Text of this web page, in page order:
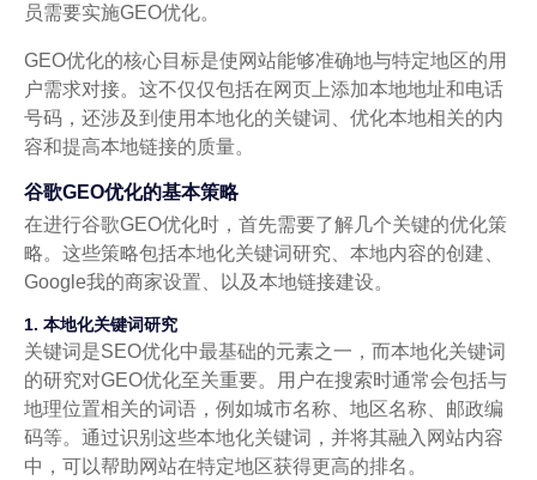
员需要实施GEO优化。
GEO优化的核心目标是使网站能够准确地与特定地区的用
户需求对接。这不仅仅包括在网页上添加本地地址和电话
号码，还涉及到使用本地化的关键词、优化本地相关的内
容和提高本地链接的质量。
谷歌GEO优化的基本策略
在进行谷歌GEO优化时，首先需要了解几个关键的优化策
略。这些策略包括本地化关键词研究、本地内容的创建、
Google我的商家设置、以及本地链接建设。
1. 本地化关键词研究
关键词是SEO优化中最基础的元素之一，而本地化关键词
的研究对GEO优化至关重要。用户在搜索时通常会包括与
地理位置相关的词语，例如城市名称、地区名称、邮政编
码等。通过识别这些本地化关键词，并将其融入网站内容
中，可以帮助网站在特定地区获得更高的排名。